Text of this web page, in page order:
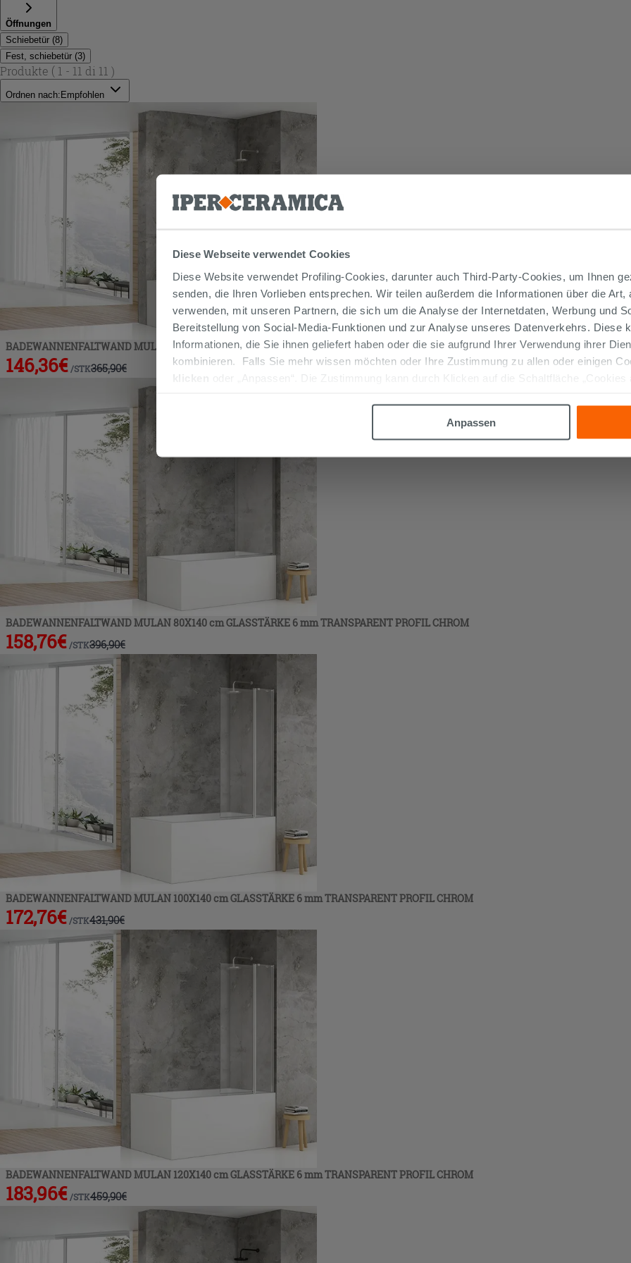
Diese Webseite verwendet Cookies
Diese Website verwendet Profiling-Cookies, darunter auch Third-Party-Cookies, um Ihnen
senden, die Ihren Vorlieben entsprechen. Wir teilen außerdem die Informationen über die
verwenden, mit unseren Partnern, die sich um die Analyse der Internetdaten, Werbung und
Bereitstellung von Social-Media-Funktionen und zur Analyse unseres Datenverkehrs. Diese
Informationen, die Sie ihnen geliefert haben oder die sie aufgrund Ihrer Verwendung ihrer
kombinieren. Falls Sie mehr wissen möchten oder Ihre Zustimmung zu allen oder einigen
klicken
oder „Anpassen“. Die Zustimmung kann durch Klicken auf die Schaltfläche „Cookies
Anpassen
Öffnungen
Schiebetür (8)
Fest, schiebetür (3)
Produkte ( 1 - 11 di 11 )
Ordnen nach: Empfohlen
BADEWANNENFALTWAND MULAN 70X140 cm GLASSTÄRKE 6 mm TRANSPARENT PROFIL CHROM
146,36€ /STK365,90€
BADEWANNENFALTWAND MULAN 80X140 cm GLASSTÄRKE 6 mm TRANSPARENT PROFIL CHROM
158,76€ /STK396,90€
BADEWANNENFALTWAND MULAN 100X140 cm GLASSTÄRKE 6 mm TRANSPARENT PROFIL CHROM
172,76€ /STK431,90€
BADEWANNENFALTWAND MULAN 120X140 cm GLASSTÄRKE 6 mm TRANSPARENT PROFIL CHROM
183,96€ /STK459,90€